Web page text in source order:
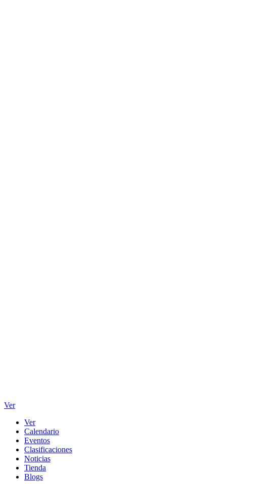
Ver
Ver
Calendario
Eventos
Clasificaciones
Noticias
Tienda
Blogs